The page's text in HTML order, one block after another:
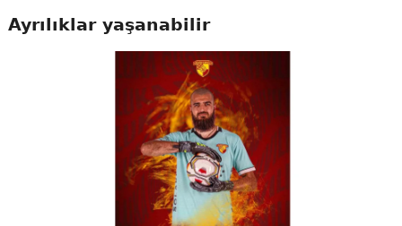
Ayrılıklar yaşanabilir